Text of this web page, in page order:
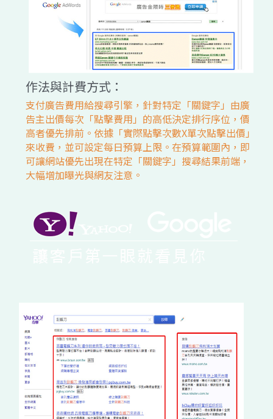
作法與計費方式：
支付廣告費用給搜尋引擎，針對特定「關鍵字」由廣
告主出價每次「點擊費用」的高低決定排行序位，價
高者優先排前。依據「實際點擊次數X單次點擊出價」
來收費，並可設定每日預算上限。在預算範圍內，即
可讓網站優先出現在特定「關鍵字」搜尋結果前端，
大幅增加曝光與網友注意。